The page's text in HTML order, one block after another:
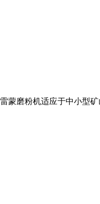
磨粉机适应于中小型